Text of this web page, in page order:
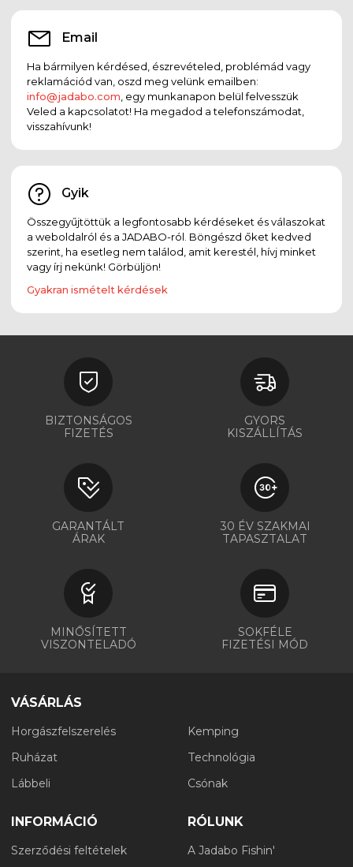
Email
Ha bármilyen kérdésed, észrevételed, problémád vagy
reklamációd van, oszd meg velünk emailben:
info@jadabo.com , egy munkanapon belül felvesszük
Veled a kapcsolatot! Ha megadod a telefonszámodat,
visszahívunk!
Gyik
Összegyűjtöttük a legfontosabb kérdéseket és válaszokat
a weboldalról és a JADABO-ról. Böngészd őket kedved
szerint, ha esetleg nem találod, amit kerestél, hívj minket
vagy írj nekünk! Görbüljön!
Gyakran ismételt kérdések
BIZTONSÁGOS
FIZETÉS
GYORS
KISZÁLLÍTÁS
GARANTÁLT
ÁRAK
30 ÉV SZAKMAI
TAPASZTALAT
MINŐSÍTETT
VISZONTELADÓ
SOKFÉLE
FIZETÉSI MÓD
VÁSÁRLÁS
Horgászfelszerelés
Ruházat
Lábbeli
Kemping
Technológia
Csónak
INFORMÁCIÓ
Szerződési feltételek
RÓLUNK
A Jadabo Fishin'